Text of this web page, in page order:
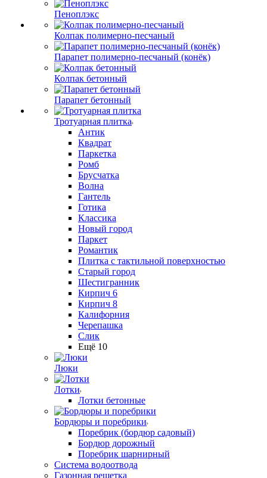
Пеноплэкс
Колпак полимерно-песчаный
Парапет полимерно-песчаный (конёк)
Колпак бетонный
Парапет бетонный
Тротуарная плитка
Антик
Квадрат
Паркетка
Ромб
Брусчатка
Волна
Гантель
Готика
Классика
Новый город
Паркет
Романтик
Плитка с тактильной поверхностью
Старый город
Шестигранник
Кирпич 6
Кирпич 8
Калифорния
Черепашка
Слик
Ещё 10
Люки
Лотки
Лотки бетонные
Бордюры и поребрики
Поребрик (бордюр садовый)
Бордюр дорожный
Поребрик шарнирный
Система водоотвода
Газонная решетка